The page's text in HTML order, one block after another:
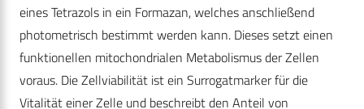
eines Tetrazols in ein Formazan, welches anschließend
photometrisch bestimmt werden kann. Dieses setzt einen
funktionellen mitochondrialen Metabolismus der Zellen
voraus. Die Zellviabilität ist ein Surrogatmarker für die
Vitalität einer Zelle und beschreibt den Anteil von